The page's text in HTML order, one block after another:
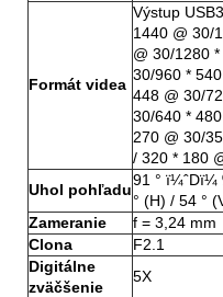
Formát videa
Výstup
1440 @ 30/
@ 30/1280
30/960 *
448 @ 30/
30/640 *
270 @ 30/
/ 320 * 180
Uhol pohľadu
91 °
° (H) / 54 °
Zameranie
f = 3,24 mm
Clona
F2.1
Digitálne
zväčšenie
5X